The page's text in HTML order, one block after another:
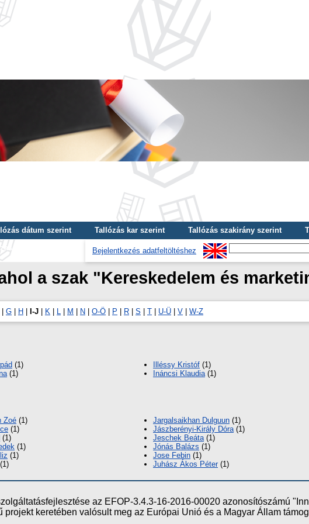
dátum szerint Tallózás kar szerint Tallózás szakirány szerint
kulcsszó szerint Bejelentkezés adatfeltöltéshez
a szak "Kereskedelem és
G H I-J K L M N O-Ö P R S T U-Ü V W-Z
(1)
(1)
Illéssy Kristóf (1)
Ináncsi Klaudia(1)
Zoé (1)
(1)
(1)
(1)
(1)
(1)
Jargalsaikhan Dulguun (1)
Jászberényi-Király Dóra(1)
Jeschek Beáta(1)
Jónás Balázs (1)
Jose Febin (1)
Juhász Ákos Péter(1)
az EFOP-3.4.3-16-2016-00020 azonosítószámú
projekt keretében valósult meg az Európai Unió és a Magyar Állam